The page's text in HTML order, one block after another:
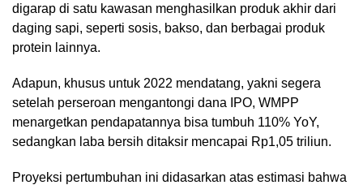
digarap di satu kawasan menghasilkan produk akhir dari
daging sapi, seperti sosis, bakso, dan berbagai produk
protein lainnya.
Adapun, khusus untuk 2022 mendatang, yakni segera
setelah perseroan mengantongi dana IPO, WMPP
menargetkan pendapatannya bisa tumbuh 110% YoY,
sedangkan laba bersih ditaksir mencapai Rp1,05 triliun.
Proyeksi pertumbuhan ini didasarkan atas estimasi bahwa